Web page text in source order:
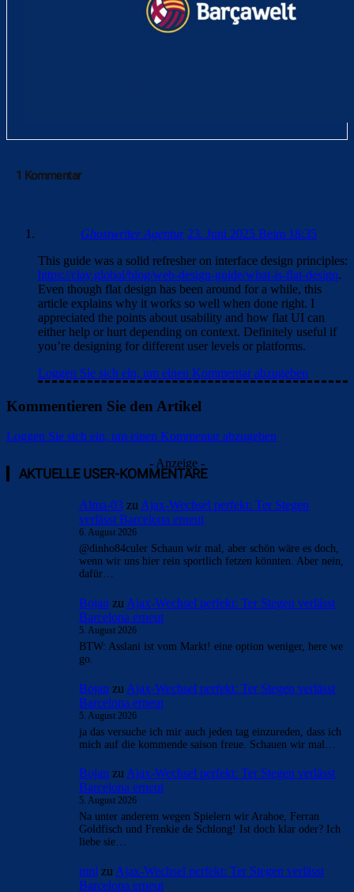
1 Kommentar
Ghostwriter Agentur 23. Juni 2025 Beim 18:35
This guide was a solid refresher on interface design principles:
https://clay.global/blog/web-design-guide/what-is-flat-design.
Even though flat design has been around for a while, this
article explains why it works so well when done right. I
appreciated the points about usability and how flat UI can
either help or hurt depending on context. Definitely useful if
you’re designing for different user levels or platforms.
Loggen Sie sich ein, um einen Kommentar abzugeben
Kommentieren Sie den Artikel
Loggen Sie sich ein, um einen Kommentar abzugeben
- Anzeige -
AKTUELLE USER-KOMMENTARE
Alma-03 zuAjax-Wechsel perfekt: Ter Stegen
verlässt Barcelona erneut
6. August 2026
@dinho84culer Schaun wir mal, aber schön wäre es doch,
wenn wir uns hier rein sportlich fetzen könnten. Aber nein,
dafür…
Bojan zu Ajax-Wechsel perfekt: Ter Stegen verlässt
Barcelona erneut
5. August 2026
BTW: Asslani ist vom Markt! eine option weniger, here we
go.
Bojan zu Ajax-Wechsel perfekt: Ter Stegen verlässt
Barcelona erneut
5. August 2026
ja das versuche ich mir auch jeden tag einzureden, dass ich
mich auf die kommende saison freue. Schauen wir mal…
Bojan zu Ajax-Wechsel perfekt: Ter Stegen verlässt
Barcelona erneut
5. August 2026
Na unter anderem wegen Spielern wir Arahoe, Ferran
Goldfisch und Frenkie de Schlong! Ist doch klar oder? Ich
liebe sie…
mnl zu Ajax-Wechsel perfekt: Ter Stegen verlässt
Barcelona erneut